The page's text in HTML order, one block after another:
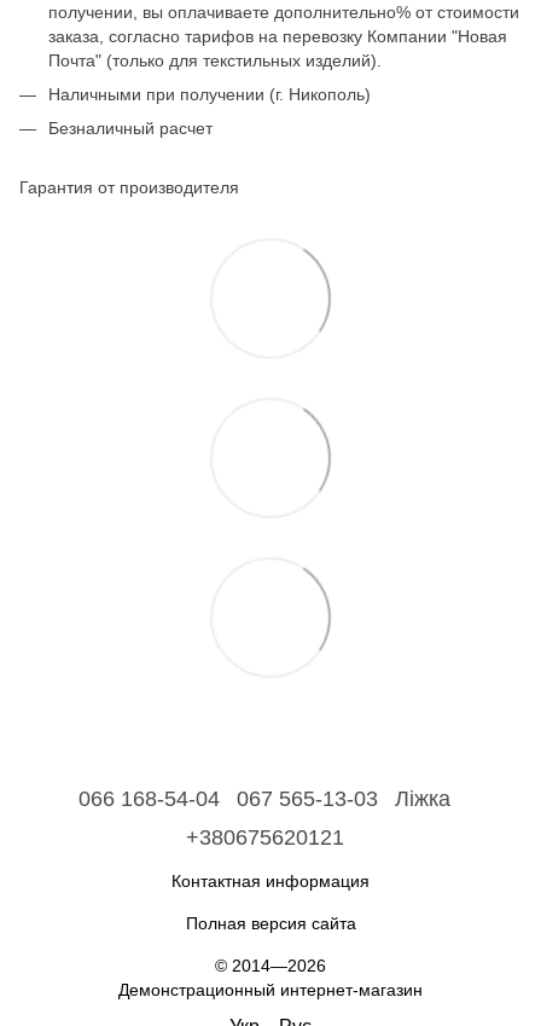
получении, вы оплачиваете дополнительно% от стоимости
заказа, согласно тарифов на перевозку Компании "Новая
Почта" (только для текстильных изделий).
Наличными при получении (г. Никополь)
Безналичный расчет
Гарантия от производителя
066 168-54-04 067 565-13-03
Ліжка
+380675620121
Контактная информация
Полная версия сайта
© 2014—2026
Демонстрационный интернет-магазин